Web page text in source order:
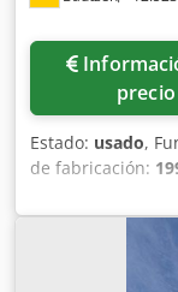
Información de
precio
Estado: usado,
de fabricación:
Volumen total:
Transportador de